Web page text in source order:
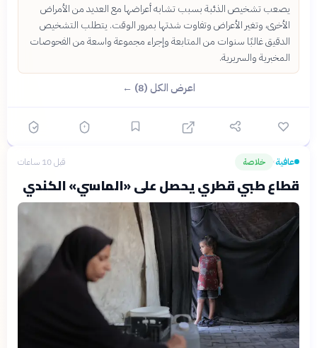
يصعب تشخيص الذئبة بسبب تشابه أعراضها مع العديد من الأمراض
الأخرى، وتغير الأعراض وتفاوت شدتها بمرور الوقت. يتطلب التشخيص
الدقيق غالبًا سنوات من المتابعة وإجراء مجموعة واسعة من الفحوصات
المخبرية والسريرية.
اعرض الكل (8) ←
عافية› خلاصة قبل 10 ساعات
قطاع طبي قطري يحصل على «الماسي» الكندي